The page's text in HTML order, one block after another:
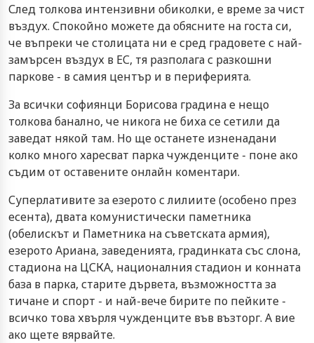
След толкова интензивни обиколки, е време за чист
въздух. Спокойно можете да обясните на госта си,
че въпреки че столицата ни е сред градовете с най-
замърсен въздух в ЕС, тя разполага с разкошни
паркове - в самия център и в периферията.
За всички софиянци Борисова градина е нещо
толкова банално, че никога не биха се сетили да
заведат някой там. Но ще останете изненадани
колко много харесват парка чужденците - поне ако
съдим от оставените онлайн коментари.
Суперлативите за езерото с лилиите (особено през
есента), двата комунистически паметника
(обелискът и Паметника на съветската армия),
езерото Ариана, заведенията, градинката със слона,
стадиона на ЦСКА, националния стадион и конната
база в парка, старите дървета, възможността за
тичане и спорт - и най-вече бирите по пейките -
всичко това хвърля чужденците във възторг. А вие
ако щете вярвайте.